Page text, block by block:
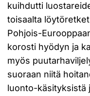
kuihdutti
toisaalta
Pohjois-
korosti hyödyn ja
myös
suoraan niitä
luonto-käsityksistä